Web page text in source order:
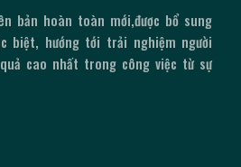
bản hoàn toàn mới,được bổ sung
biệt, hướng tới trải nghiệm người
cao nhất trong công việc từ sự